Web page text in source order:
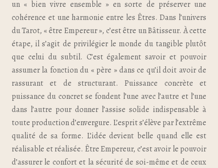
un « bien vivre ensemble » en sorte de préserver une
cohérence et une harmonie entre les Êtres. Dans l’univers
du Tarot, « être Empereur », c’est être un Bâtisseur. À cette
étape, il s’agit de privilégier le monde du tangible plutôt
que celui du subtil. C’est également savoir et pouvoir
assumer la fonction du « père » dans ce qu’il doit avoir de
rassurant et de structurant. Puissance concrète et
puissance du concret se fondent l’une avec l’autre et l’une
dans l’autre pour donner l’assise solide indispensable à
toute production d’envergure. L’esprit s’élève par l’extrême
qualité de sa forme. L’idée devient belle quand elle est
réalisable et réalisée. Être Empereur, c’est avoir le pouvoir
d’assurer le confort et la sécurité de soi-même et de ceux